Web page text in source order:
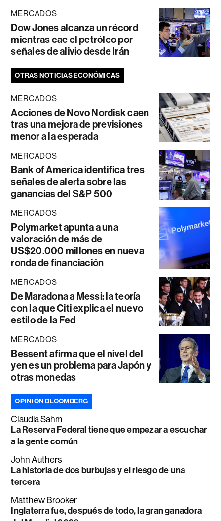
MERCADOS
Dow Jones alcanza un récord
mientras cae el petróleo por
señales de alivio desde Irán
OTRAS NOTICIAS ECONÓMICAS
MERCADOS
Acciones de Novo Nordisk caen
tras una mejora de previsiones
menor a la esperada
MERCADOS
Bank of America identifica tres
señales de alerta sobre las
ganancias del S&P 500
MERCADOS
Polymarket apunta a una
valoración de más de
US$20.000 millones en nueva
ronda de financiación
MERCADOS
De Maradona a Messi: la teoría
con la que Citi explica el nuevo
estilo de la Fed
MERCADOS
Bessent afirma que el nivel del
yen es un problema para Japón y
otras monedas
OPINIÓN BLOOMBERG
Claudia Sahm
La Reserva Federal tiene que empezar a escuchar
a la gente común
John Authers
La historia de dos burbujas y el riesgo de una
tercera
Matthew Brooker
Inglaterra fue, después de todo, la gran ganadora